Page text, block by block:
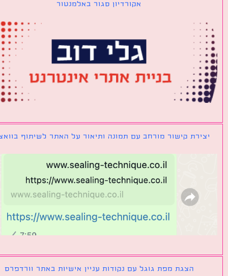
אקורדיון סגור באלמנטור
קישור מורחב עם תמונה ותיאור על האתר לשיתוף בוואצאפ
הצגת מפת גוגל עם נקודות עניין אישיות באתר וורדפרס